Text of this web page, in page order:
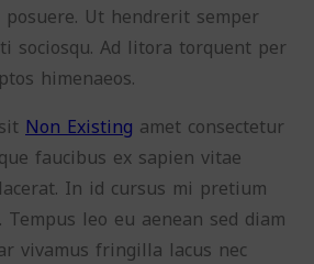
Ut hendrerit semper
sociosqu. Ad litora torquent per
himenaeos.
Non Existing amet consectetur
faucibus ex sapien vitae
In id cursus mi pretium
leo eu aenean sed diam
vivamus fringilla lacus nec